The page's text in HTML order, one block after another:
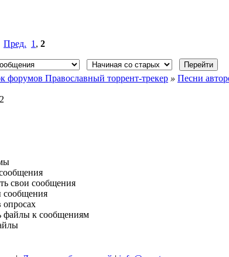
Пред. 1 , 2
форумов Православный торрент-трекер » Песни
свои сообщения
сообщения
опросах
файлы к сообщениям